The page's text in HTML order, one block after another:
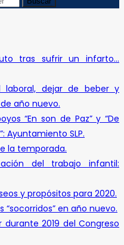
tras sufrir un infarto…
laboral, dejar de beber y
año nuevo.
“En son de Paz” y “De
Ayuntamiento SLP.
la temporada.
del trabajo infantil:
y propósitos para 2020.
“socorridos” en año nuevo.
2019 del Congreso